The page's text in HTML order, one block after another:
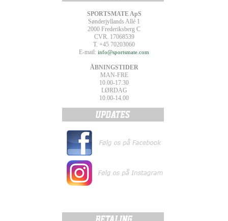
SPORTSMATE ApS
Sønderjyllands Allé 1
2000 Frederiksberg C
CVR. 17068539
T. +45 70203060
E-mail: info@sportsmate.com
ÅBNINGSTIDER
MAN-FRE
10.00-17.30
LØRDAG
10.00-14.00